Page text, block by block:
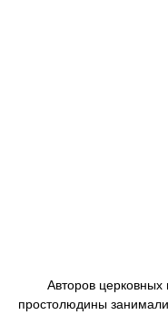
Авторов церковных и
простолюдины